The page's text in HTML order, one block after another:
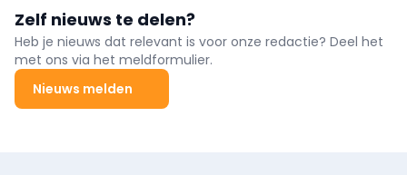
Zelf nieuws te delen?
Heb je nieuws dat relevant is voor onze redactie? Deel het
met ons via het meldformulier.
Nieuws melden